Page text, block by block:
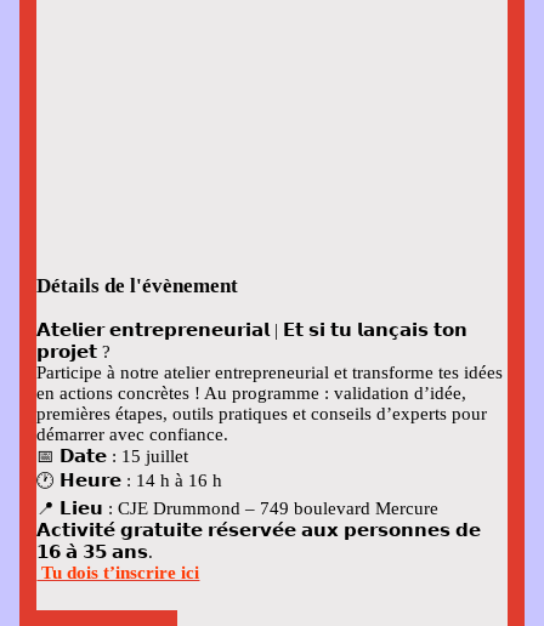
Détails de l'évènement
𝗔𝘁𝗲𝗹𝗶𝗲𝗿 𝗲𝗻𝘁𝗿𝗲𝗽𝗿𝗲𝗻𝗲𝘂𝗿𝗶𝗮𝗹 | 𝗘𝘁 𝘀𝗶 𝘁𝘂 𝗹𝗮𝗻𝗰̧𝗮𝗶𝘀 𝘁𝗼𝗻
𝗽𝗿𝗼𝗷𝗲𝘁 ?
Participe à notre atelier entrepreneurial et transforme tes idées
en actions concrètes ! Au programme : validation d’idée,
premières étapes, outils pratiques et conseils d’experts pour
démarrer avec confiance.
📅 𝗗𝗮𝘁𝗲 : 15 juillet
🕐 𝗛𝗲𝘂𝗿𝗲 : 14 h à 16 h
📍 𝗟𝗶𝗲𝘂 : CJE Drummond – 749 boulevard Mercure
𝗔𝗰𝘁𝗶𝘃𝗶𝘁𝗲́ 𝗴𝗿𝗮𝘁𝘂𝗶𝘁𝗲 𝗿𝗲́𝘀𝗲𝗿𝘃𝗲́𝗲 𝗮𝘂𝘅 𝗽𝗲𝗿𝘀𝗼𝗻𝗻𝗲𝘀 𝗱𝗲
𝟭𝟲 𝗮̀ 𝟯𝟱 𝗮𝗻𝘀.
Tu dois t’inscrire ici